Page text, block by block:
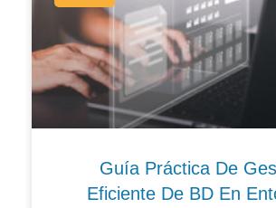
Guía Práctica De
Eficiente De BD En